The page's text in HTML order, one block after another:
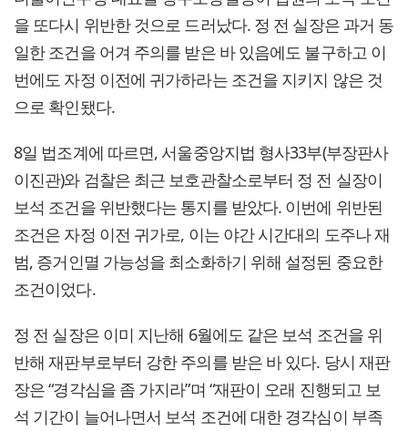
을 또다시 위반한 것으로 드러났다. 정 전 실장은 과거 동
일한 조건을 어겨 주의를 받은 바 있음에도 불구하고 이
번에도 자정 이전에 귀가하라는 조건을 지키지 않은 것
으로 확인됐다.
8일 법조계에 따르면, 서울중앙지법 형사33부(부장판사
이진관)와 검찰은 최근 보호관찰소로부터 정 전 실장이
보석 조건을 위반했다는 통지를 받았다. 이번에 위반된
조건은 자정 이전 귀가로, 이는 야간 시간대의 도주나 재
범, 증거인멸 가능성을 최소화하기 위해 설정된 중요한
조건이었다.
정 전 실장은 이미 지난해 6월에도 같은 보석 조건을 위
반해 재판부로부터 강한 주의를 받은 바 있다. 당시 재판
장은 “경각심을 좀 가지라”며 “재판이 오래 진행되고 보
석 기간이 늘어나면서 보석 조건에 대한 경각심이 부족